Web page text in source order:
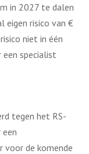
in 2027 te dalen
eigen risico van €
niet in één
specialist
tegen het RS-
voor de komende